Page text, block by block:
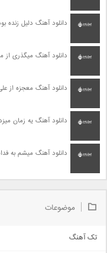
دانلود آهنگ دلیل زنده
دانلود آهنگ میگذری
دانلود آهنگ معجزه از
دانلود آهنگ یه زمان
دانلود آهنگ میشم به
موضوعات
تک آهنگ